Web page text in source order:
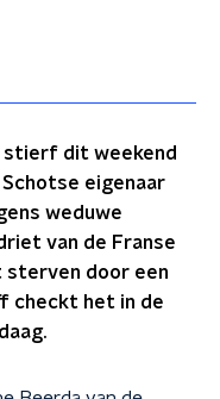
stierf dit weekend
eigenaar
weduwe
van de Franse
sterven door een
checkt het in de